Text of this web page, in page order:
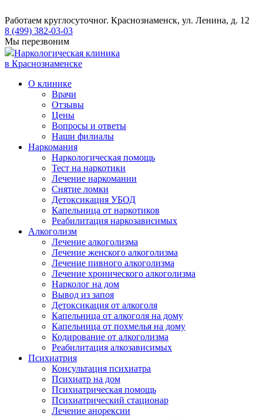
Работаем круглосуточног. Краснознаменск, ул. Ленина, д. 12
8 (499) 382-03-03
Мы перезвоним
Наркологическая клиника
в Краснознаменске
О клинике
Врачи
Отзывы
Цены
Вопросы и ответы
Наши филиалы
Наркомания
Наркологическая помощь
Тест на наркотики
Лечение наркомании
Снятие ломки
​​Детоксикация УБОД
Капельница от наркотиков
Реабилитация наркозависимых
Алкоголизм
Лечение алкоголизма
Лечение женского алкоголизма
Лечение пивного алкоголизма
Лечение хронического алкоголизма
Нарколог на дом
Вывод из запоя
Детоксикация от алкоголя
Капельница от алкоголя на дому
Капельница от похмелья на дому
Кодирование от алкоголизма
Реабилитация алкозависимых
Психиатрия
Консультация психиатра
Психиатр на дом
Психиатрическая помощь
Психиатрический стационар
Лечение анорексии